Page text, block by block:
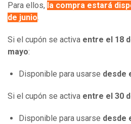
Para ellos, la compra estará
de junio.
Si el cupón se activa entre el 18
mayo:
Disponible para usarse desde
Si el cupón se activa entre el 30
Disponible para usarse desde